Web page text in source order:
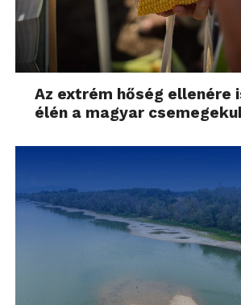
Az extrém hőség ellenére
élén a magyar